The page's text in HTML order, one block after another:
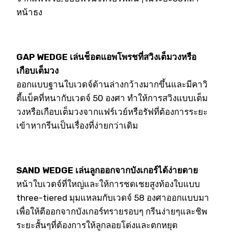
หน้าธง
GAP WEDGE เล่นช็อตแอพโพรชที่สวิงเต็มวงหรือ
เกือบเต็มวง
ออกแบบฐานใบเวดจ์ด้านล่างกว้างมากขึ้นและมีคาวิ
ตี้แบ็คที่หนากับเวดจ์ 50 องศา ทำให้การสวิงแบบเต็ม
วงหรือเกือบเต็มวงจากแฟร์เวย์หรือรัฟที่ต้องการระยะ
เข้าหากรีนเป็นเรื่องที่ง่ายกว่าเดิม
SAND WEDGE เล่นลูกออกจากบังเกอร์ได้ง่ายดาย
หน้าใบเวดจ์ที่ใหญ่และให้การชดเชยสูงท้องใบแบบ
three-tiered มุมแหลมกับเวดจ์ 58 องศาออกแบบมา
เพื่อให้ตีออกจากบังเกอร์ทรายรอบๆ กรีนง่ายๆและชิพ
ระยะสั้นๆที่ต้องการให้ลูกลอยโด่งและตกหยุด